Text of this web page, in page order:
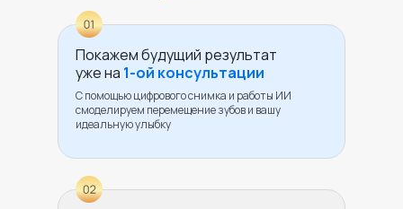
Покажем будущий результат
уже на 1-ой консультации
С помощью цифрового снимка и работы ИИ
смоделируем перемещение зубов и вашу
идеальную улыбку